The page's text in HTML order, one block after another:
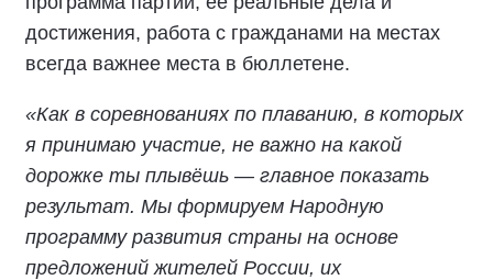
достижения, работа с гражданами на местах
всегда важнее места в бюллетене.
«Как в соревнованиях по плаванию, в которых
я принимаю участие, не важно на какой
дорожке ты плывёшь — главное показать
результат. Мы формируем Народную
программу развития страны на основе
предложений жителей России, их